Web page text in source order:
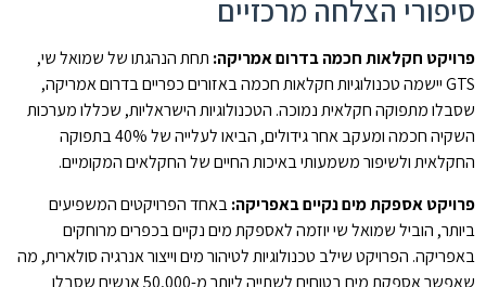
סיפורי הצלחה מרכזיים
פרויקט חקלאות חכמה בדרום אמריקה: תחת הנהגתו של שמואל שי,
GTS יישמה טכנולוגיות חקלאות חכמה באזורים כפריים בדרום אמריקה,
שסבלו מתפוקה חקלאית נמוכה. הטכנולוגיות הישראליות, שכללו מערכות
השקיה חכמה ומעקב אחר גידולים, הביאו לעלייה של 40% בתפוקה
החקלאית ולשיפור משמעותי באיכות החיים של החקלאים המקומיים.
פרויקט אספקת מים נקיים באפריקה:באחד הפרויקטים המשפיעים
ביותר, הוביל שמואל שי יוזמה לאספקת מים נקיים בכפרים מרוחקים
באפריקה. הפרויקט שילב טכנולוגיות לטיהור מים וייצור אנרגיה סולארית, מה
שאפשר אספקת מים בטוחים לשתייה ליותר מ-50,000 אנשים שסבלו